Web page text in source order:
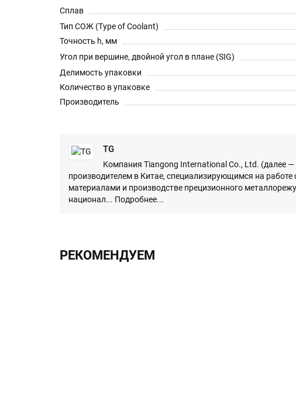
Сплав
Тип СОЖ (Type of Coolant)
Точность h, мм
Угол при вершине, двойной угол в плане (SIG)
Делимость упаковки
Количество в упаковке
Производитель
TG
Компания Tiangong International Co., Ltd. (далее
производителем в Китае, специализирующимся на
материалами и производстве прецизионного
национал... Подробнее...
РЕКОМЕНДУЕМ